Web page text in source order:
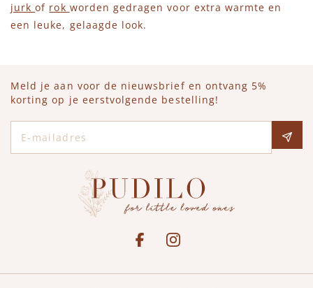
jurkof rok worden gedragen voor extra warmte en
een leuke, gelaagde look.
Meld je aan voor de nieuwsbrief en ontvang 5%
korting op je eerstvolgende bestelling!
See our FacebookBekijk onze Instagram pagina